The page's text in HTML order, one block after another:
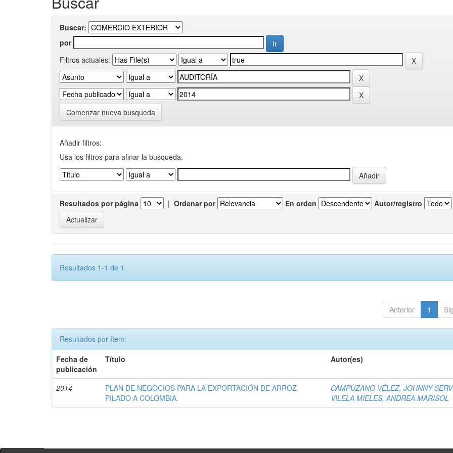
Buscar:
por
Filtros actuales:
Comenzar nueva busqueda
Añadir filtros:
Usa los filtros para afinar la busqueda.
Resultados por página | Ordenar por En orden Autor/registro
Resultados 1-1 de 1.
Anterior 1
Resultados por ítem:
Fecha de
publicación
Título Autor(es)
2014
PLAN DE NEGOCIOS PARA LA EXPORTACIÓN DE ARROZ
PILADO A COLOMBIA.
CAMPUZANO VÉLEZ, JOHNNY
VILELA MIELES, ANDREA MARISOL